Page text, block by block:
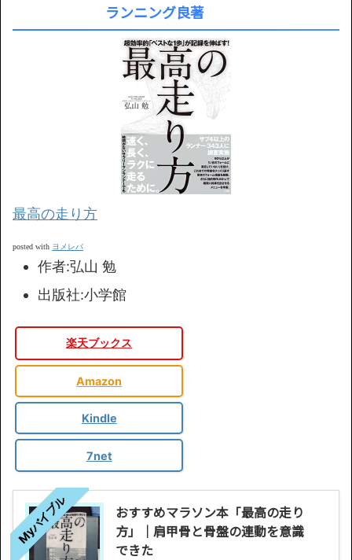
ランニング良著
最高の走り方
posted with ヨメレバ
作者:弘山 勉
出版社:小学館
楽天ブックス
Amazon
Kindle
7net
Myバイブル
おすすめマラソン本「最高の走り
方」｜肩甲骨と骨盤の連動を意識
できた